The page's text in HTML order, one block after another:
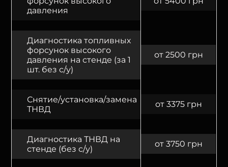
давления
Диагностика топливных
форсунок высокого
давления на стенде (за 1
шт. без с/у)
от 2500 грн
Снятие/установка/замена
ТНВД
от 3375 грн
Диагностика ТНВД на
стенде (без с/у)
от 3750 грн